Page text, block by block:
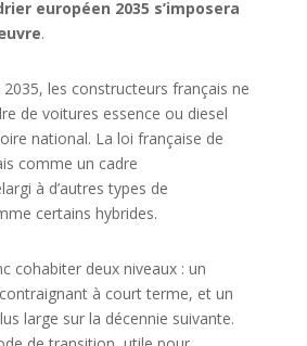
européen 2035 s’imposera
.
les constructeurs français ne
de voitures essence ou diesel
national. La loi française de
comme un cadre
à d’autres types de
certains hybrides.
cohabiter deux niveaux : un
à court terme, et un
large sur la décennie suivante.